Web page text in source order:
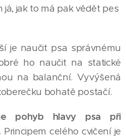
jak to má pak vědět pes
je naučit psa správnému
ho naučit na statické
na balanční. Vyvýšená
bohatě postačí.
je pohyb hlavy psa při
Principem celého cvičení je